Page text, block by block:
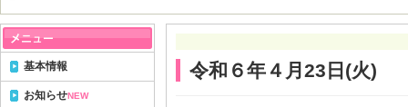
令和６年４月23日(火)
基本情報
お知らせNEW